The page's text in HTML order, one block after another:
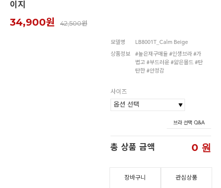
이지
34,900원 42,500원
모델명 LB8001T_Calm Beige
상품정보
#높은재구매율 #인생브라 #가
볍고 #부드러운 #얇은몰드 #탄
탄한 #안정감
사이즈
브라 선택 Q&A
총 상품 금액 0 원
장바구니 관심상품